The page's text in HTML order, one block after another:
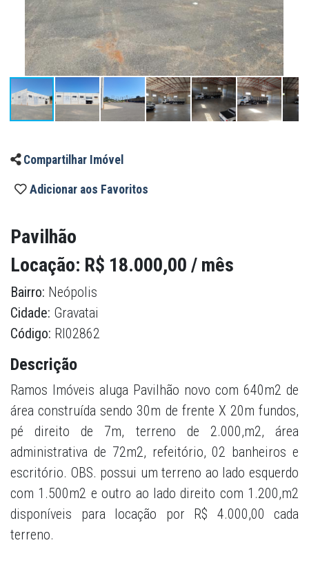
Compartilhar Imóvel
Adicionar aos Favoritos
Pavilhão
Locação: R$ 18.000,00 / mês
Bairro: Neópolis
Cidade: Gravatai
Código: RI02862
Descrição
Ramos Imóveis aluga Pavilhão novo com 640m2 de
área construída sendo 30m de frente X 20m fundos,
pé direito de 7m, terreno de 2.000,m2, área
administrativa de 72m2, refeitório, 02 banheiros e
escritório. OBS. possui um terreno ao lado esquerdo
com 1.500m2 e outro ao lado direito com 1.200,m2
disponíveis para locação por R$ 4.000,00 cada
terreno.